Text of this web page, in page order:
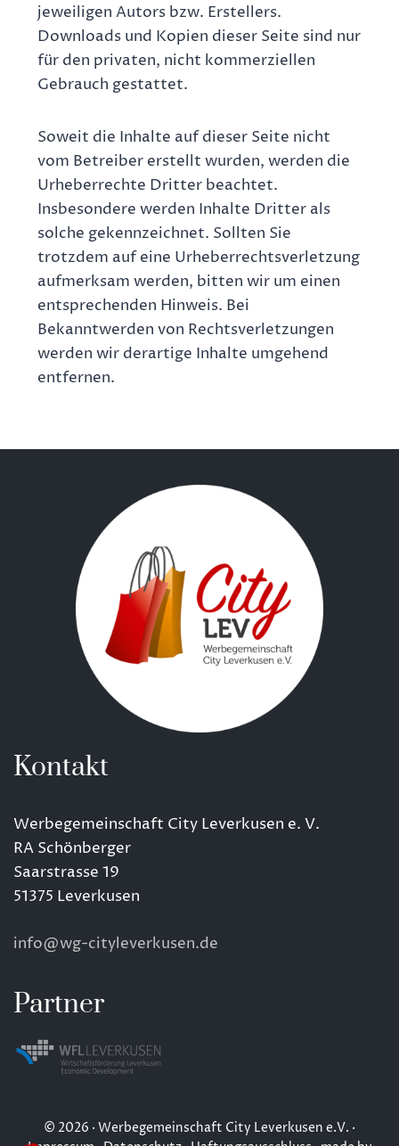
jeweiligen Autors bzw. Erstellers.
Downloads und Kopien dieser Seite sind nur
für den privaten, nicht kommerziellen
Gebrauch gestattet.
Soweit die Inhalte auf dieser Seite nicht
vom Betreiber erstellt wurden, werden die
Urheberrechte Dritter beachtet.
Insbesondere werden Inhalte Dritter als
solche gekennzeichnet. Sollten Sie
trotzdem auf eine Urheberrechtsverletzung
aufmerksam werden, bitten wir um einen
entsprechenden Hinweis. Bei
Bekanntwerden von Rechtsverletzungen
werden wir derartige Inhalte umgehend
entfernen.
Kontakt
Werbegemeinschaft City Leverkusen e. V.
RA Schönberger
Saarstrasse 19
51375 Leverkusen
info@wg-cityleverkusen.de
Partner
© 2026 · Werbegemeinschaft City Leverkusen e.V. ·